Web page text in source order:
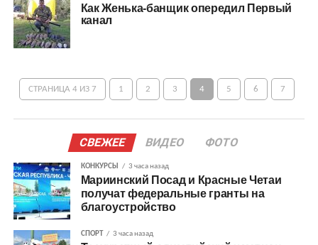
Как Женька-банщик опередил Первый
канал
СТРАНИЦА 4 ИЗ 7 1 2 3 4 5 6 7
СВЕЖЕЕ ВИДЕО ФОТО
КОНКУРСЫ 3 часа назад
Мариинский Посад и Красные Четаи
получат федеральные гранты на
благоустройство
СПОРТ 3 часа назад